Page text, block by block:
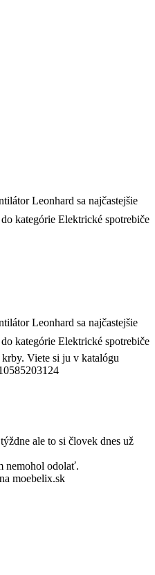
Leonhard sa najčastejšie
kategórie Elektrické spotrebiče
Leonhard sa najčastejšie
kategórie Elektrické spotrebiče
Viete si ju v katalógu
ale to si človek dnes už
nemohol odolať.
moebelix.sk